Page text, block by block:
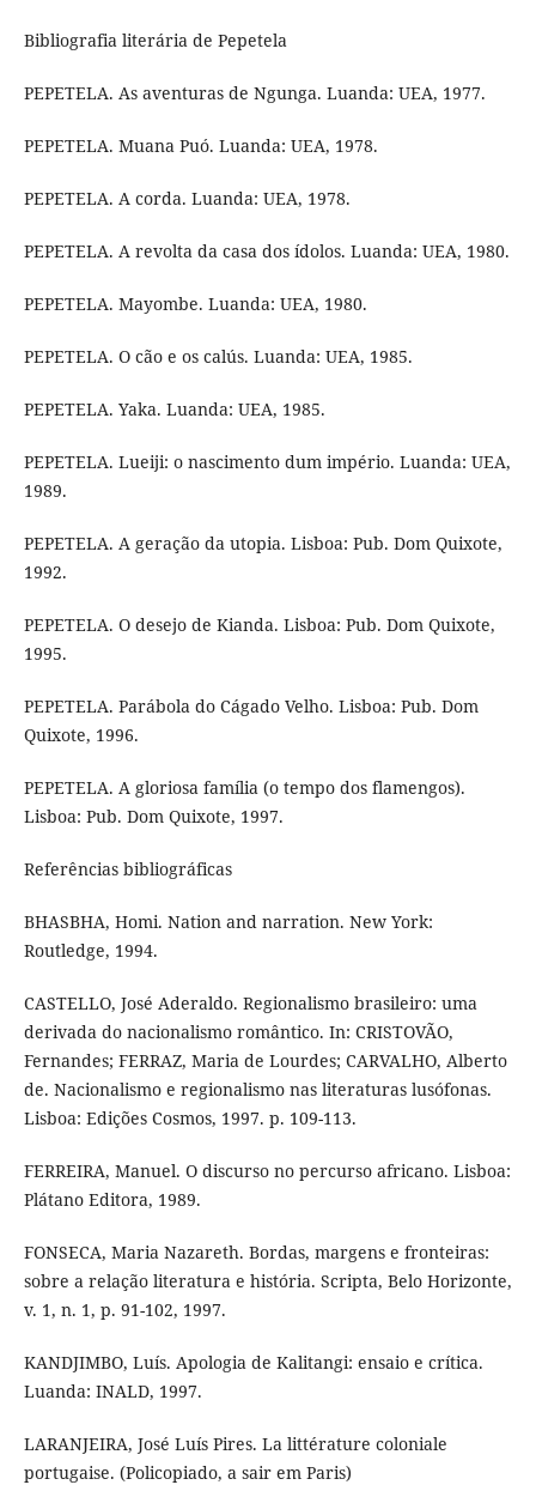
Bibliografia literária de Pepetela
PEPETELA. As aventuras de Ngunga. Luanda: UEA, 1977.
PEPETELA. Muana Puó. Luanda: UEA, 1978.
PEPETELA. A corda. Luanda: UEA, 1978.
PEPETELA. A revolta da casa dos ídolos. Luanda: UEA, 1980.
PEPETELA. Mayombe. Luanda: UEA, 1980.
PEPETELA. O cão e os calús. Luanda: UEA, 1985.
PEPETELA. Yaka. Luanda: UEA, 1985.
PEPETELA. Lueiji: o nascimento dum império. Luanda: UEA,
1989.
PEPETELA. A geração da utopia. Lisboa: Pub. Dom Quixote,
1992.
PEPETELA. O desejo de Kianda. Lisboa: Pub. Dom Quixote,
1995.
PEPETELA. Parábola do Cágado Velho. Lisboa: Pub. Dom
Quixote, 1996.
PEPETELA. A gloriosa família (o tempo dos flamengos).
Lisboa: Pub. Dom Quixote, 1997.
Referências bibliográficas
BHASBHA, Homi. Nation and narration. New York:
Routledge, 1994.
CASTELLO, José Aderaldo. Regionalismo brasileiro: uma
derivada do nacionalismo romântico. In: CRISTOVÃO,
Fernandes; FERRAZ, Maria de Lourdes; CARVALHO, Alberto
de. Nacionalismo e regionalismo nas literaturas lusófonas.
Lisboa: Edições Cosmos, 1997. p. 109-113.
FERREIRA, Manuel. O discurso no percurso africano. Lisboa:
Plátano Editora, 1989.
FONSECA, Maria Nazareth. Bordas, margens e fronteiras:
sobre a relação literatura e história. Scripta, Belo Horizonte,
v. 1, n. 1, p. 91-102, 1997.
KANDJIMBO, Luís. Apologia de Kalitangi: ensaio e crítica.
Luanda: INALD, 1997.
LARANJEIRA, José Luís Pires. La littérature coloniale
portugaise. (Policopiado, a sair em Paris)